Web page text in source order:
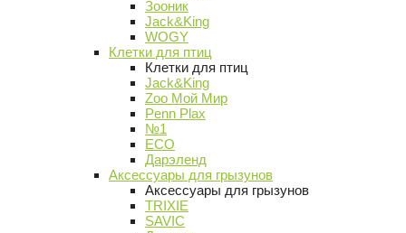
Зооник
Jack&King
WOGY
Клетки для птиц
Клетки для птиц
Jack&King
Zoo Мой Мир
Penn Plax
№1
ECO
Дарэленд
Аксессуары для грызунов
Аксессуары для грызунов
TRIXIE
SAVIC